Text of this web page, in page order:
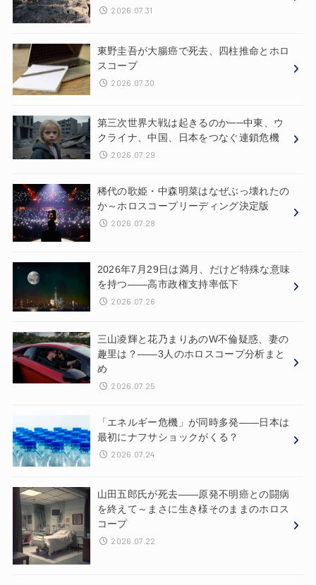
2026.07.31
東野圭吾が大腸癌で死去、四柱推命とホロ
スコープ
2026.07.30
第三次世界大戦は起きるのか──中東、ウ
クライナ、中国、日本をつなぐ連鎖危機
2026.07.29
稀代の歌姫・中森明菜はなぜぶっ壊れたの
か～ホロスコープリーディング決定版
2026.07.28
2026年7月29日は満月、だけど特殊な意味
を持つ——高市政権支持率低下
2026.07.26
三山凌輝と花乃まりあのW不倫疑惑、妻の
趣里は？——3人のホロスコープ分析まと
め
2026.07.25
「エネルギー危機」が同時多発——日本は
最初にナフサショックがくる？
2026.07.24
山田五郎氏が死去——原発不明癌との闘病
を終えて～まさに生き様そのままのホロス
コープ
2026.07.22